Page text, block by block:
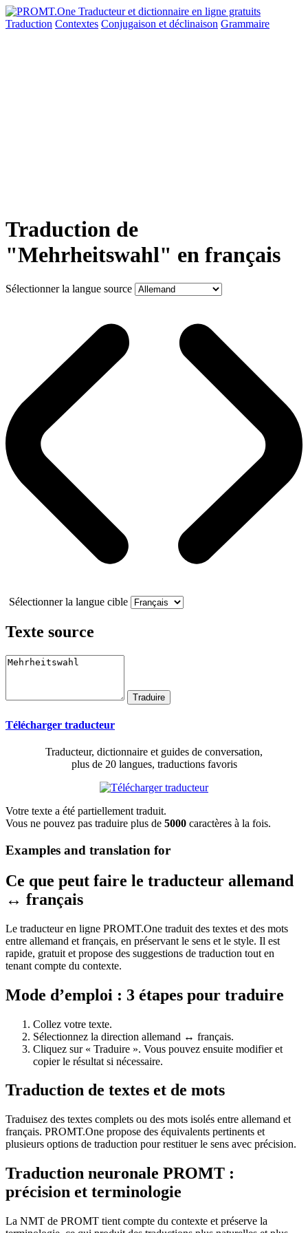
Traduction Contextes Conjugaison et déclinaison Grammaire
Traduction de
"Mehrheitswahl" en français
Sélectionner la langue source
Sélectionner la langue cible
Texte source
Télécharger traducteur
Traducteur, dictionnaire et guides de conversation,
plus de 20 langues, traductions favoris
Votre texte a été partiellement traduit.
Vous ne pouvez pas traduire plus de 5000 caractères à la fois.
Examples and translation for
Ce que peut faire le traducteur allemand
↔ français
Le traducteur en ligne PROMT.One traduit des textes et des mots
entre allemand et français, en préservant le sens et le style. Il est
rapide, gratuit et propose des suggestions de traduction tout en
tenant compte du contexte.
Mode d’emploi : 3 étapes pour traduire
Collez votre texte.
Sélectionnez la direction allemand ↔ français.
Cliquez sur « Traduire ». Vous pouvez ensuite modifier et
copier le résultat si nécessaire.
Traduction de textes et de mots
Traduisez des textes complets ou des mots isolés entre allemand et
français. PROMT.One propose des équivalents pertinents et
plusieurs options de traduction pour restituer le sens avec précision.
Traduction neuronale PROMT :
précision et terminologie
La NMT de PROMT tient compte du contexte et préserve la